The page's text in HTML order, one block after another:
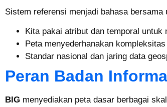
Sistem referensi menjadi bahasa
Kita pakai atribut dan temporal untuk
Peta menyederhanakan
Standar nasional dan jaring data
Peran Badan
BIG menyediakan peta dasar berbagai